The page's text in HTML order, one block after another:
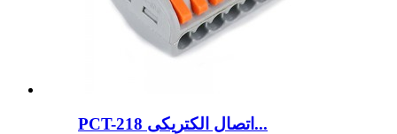
PCT-218 اتصال الکتریکی...